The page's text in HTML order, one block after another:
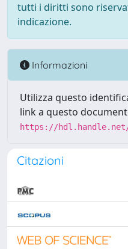
tutti i diritti sono
indicazione.
Informazioni
Utilizza questo
link a questo
https://hdl.handle.net/
Citazioni